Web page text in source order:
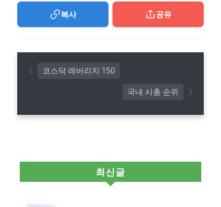
복사 공유
국내 시총 순위
코스닥 레버리지 150
최신글